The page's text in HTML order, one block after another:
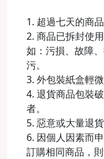
1. 超過七天的商品
2. 商品已拆封使
如：污損、故障
污。
3. 外包裝紙盒輕
4. 退貨商品包裝
者。
5. 惡意或大量退貨
6. 因個人因素而
訂購相同商品，